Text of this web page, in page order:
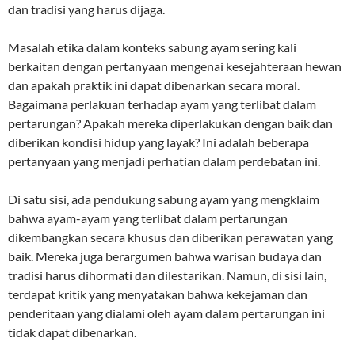
dan tradisi yang harus dijaga.
Masalah etika dalam konteks sabung ayam sering kali
berkaitan dengan pertanyaan mengenai kesejahteraan hewan
dan apakah praktik ini dapat dibenarkan secara moral.
Bagaimana perlakuan terhadap ayam yang terlibat dalam
pertarungan? Apakah mereka diperlakukan dengan baik dan
diberikan kondisi hidup yang layak? Ini adalah beberapa
pertanyaan yang menjadi perhatian dalam perdebatan ini.
Di satu sisi, ada pendukung sabung ayam yang mengklaim
bahwa ayam-ayam yang terlibat dalam pertarungan
dikembangkan secara khusus dan diberikan perawatan yang
baik. Mereka juga berargumen bahwa warisan budaya dan
tradisi harus dihormati dan dilestarikan. Namun, di sisi lain,
terdapat kritik yang menyatakan bahwa kekejaman dan
penderitaan yang dialami oleh ayam dalam pertarungan ini
tidak dapat dibenarkan.